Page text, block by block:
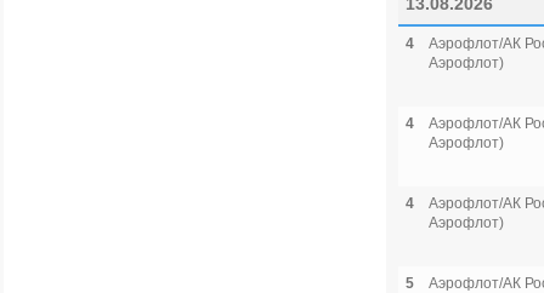
4
Аэрофлот/АК
Аэрофлот)
4
Аэрофлот/АК
Аэрофлот)
4
Аэрофлот/АК
Аэрофлот)
5
Аэрофлот/АК